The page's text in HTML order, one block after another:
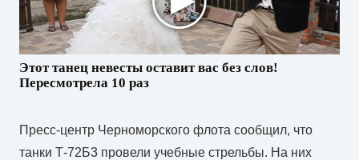
Этот танец невесты оставит вас без слов!
Пересмотрела 10 раз
Пресс-центр Черноморского флота сообщил, что
танки Т-72Б3 провели учебные стрельбы. На них